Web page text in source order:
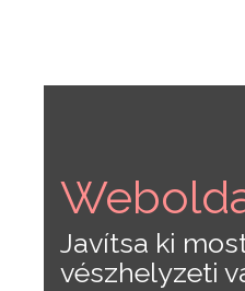
Javítsa ki
vészhelyzeti